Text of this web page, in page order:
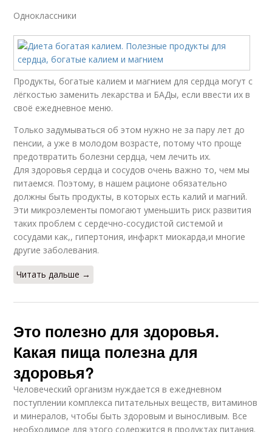
Одноклассники
Продукты, богатые калием и магнием для сердца могут с
лёгкостью заменить лекарства и БАДы, если ввести их в
своё ежедневное меню.
Только задумываться об этом нужно не за пару лет до
пенсии, а уже в молодом возрасте, потому что проще
предотвратить болезни сердца, чем лечить их.
Для здоровья сердца и сосудов очень важно то, чем мы
питаемся. Поэтому, в нашем рационе обязательно
должны быть продукты, в которых есть калий и магний.
Эти микроэлементы помогают уменьшить риск развития
таких проблем с сердечно-сосудистой системой и
сосудами как,, гипертония, инфаркт миокарда,и многие
другие заболевания.
Читать дальше →
Это полезно для здоровья.
Какая пища полезна для
здоровья?
Человеческий организм нуждается в ежедневном
поступлении комплекса питательных веществ, витаминов
и минералов, чтобы быть здоровым и выносливым. Все
необходимое для этого содержится в продуктах питания.